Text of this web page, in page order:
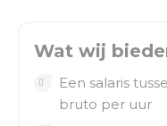
Wat wij
Een salaris
bruto per uur